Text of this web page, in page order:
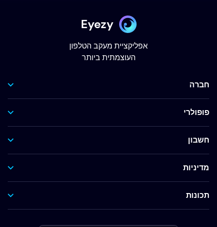
Eyezy
אפליקציית מעקב הטלפון
העוצמתית ביותר
חברה
פופולרי
חשבון
מדיניות
תכונות